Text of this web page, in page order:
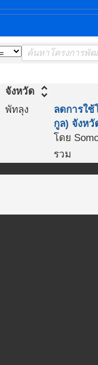
จังหวัด unfold_more
พัทลุง
ลดการใช้
กูล) จังหวั
โดย
รวม